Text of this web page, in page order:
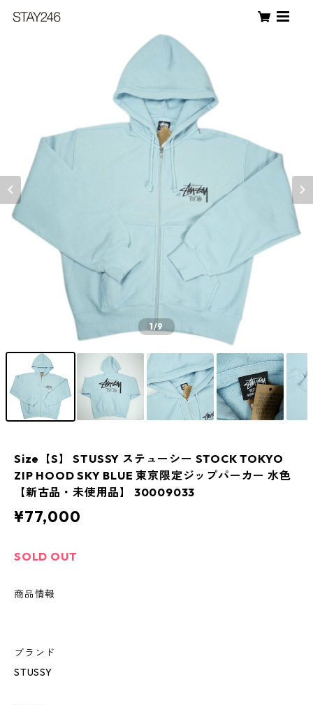
1/9
Size【S】 STUSSY ステューシー STOCK TOKYO
ZIP HOOD SKY BLUE 東京限定ジップパーカー 水色
【新古品・未使用品】 30009033
¥77,000
SOLD OUT
商品情報
ブランド
STUSSY